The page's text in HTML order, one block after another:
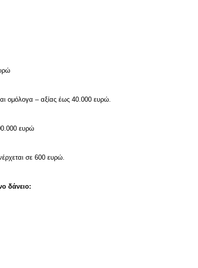
ομόλογα – αξίας έως 40.000 ευρώ.
ευρώ
σε 600 ευρώ.
δάνειο: